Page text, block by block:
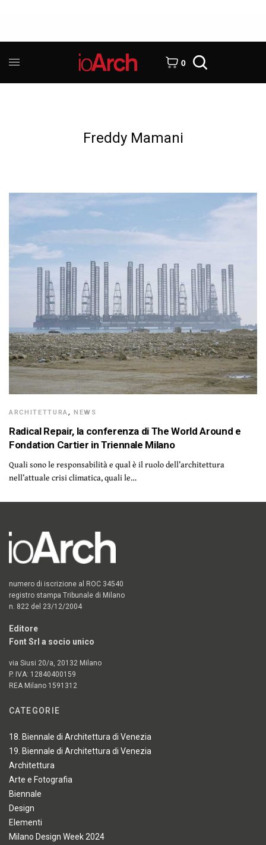
0
Freddy Mamani
ARCHITETTURA,NEWS
Radical Repair, la conferenza di The World Around e
Fondation Cartier in Triennale Milano
Quali sono le responsabilità e qual è il ruolo dell’architettura
nell’attuale crisi climatica, quali le…
numero di iscrizione al ROC 34540
registro stampa Tribunale di Milano
n. 822 del 23/12/2004
Editore
Font Srl a socio unico
via Siusi 20/a, 20132 Milano
P. IVA: 12840400159
REA Milano 1591312
CATEGORIE
18. Biennale di Architettura di Venezia
19. Biennale di Architettura di Venezia
Architettura
Arte e Fotografia
Biennale
Design
Elementi
Milano Design Week 2024